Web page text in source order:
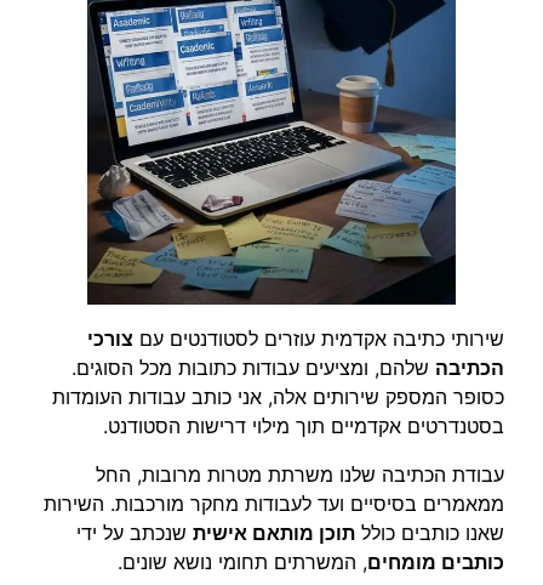
שירותי כתיבה אקדמית עוזרים לסטודנטים עם צורכי
הכתיבה שלהם, ומציעים עבודות כתובות מכל הסוגים.
כסופר המספק שירותים אלה, אני כותב עבודות העומדות
בסטנדרטים אקדמיים תוך מילוי דרישות הסטודנט.
עבודת הכתיבה שלנו משרתת מטרות מרובות, החל
ממאמרים בסיסיים ועד לעבודות מחקר מורכבות. השירות
שאנו כותבים כולל תוכן מותאם אישית שנכתב על ידי
כותבים מומחים, המשרתים תחומי נושא שונים.